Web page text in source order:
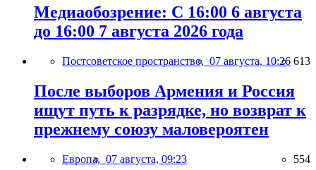
Медиаобозрение: С 16:00 6 августа
до 16:00 7 августа 2026 года
Постсоветское пространство, 07 августа, 10:26 613
После выборов Армения и Россия
ищут путь к разрядке, но возврат к
прежнему союзу маловероятен
Европа, 07 августа, 09:23 554